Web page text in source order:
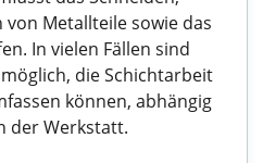
Metallteile sowie das
In vielen Fällen sind
die Schichtarbeit
können, abhängig
der Werkstatt.